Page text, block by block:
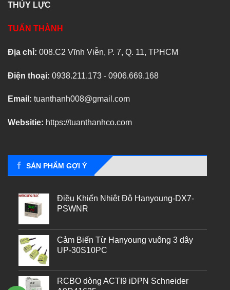
THỦY LỰC
TUẤN THÀNH
Địa chỉ: 008.C2 Vĩnh Viễn, P. 7, Q. 11, TPHCM
Điện thoại: 0938.211.173 - 0906.669.168
Email: tuanthanh008@gmail.com
Websitie: https://tuanthanhco.com
SẢN PHẨM GỢI Ý
Điều Khiển Nhiệt Độ Hanyoung-DX7-
PSWNR
Cảm Biến Từ Hanyoung vuông 3 dây
UP-30S10PC
RCBO dòng ACTI9 iDPN Schneider